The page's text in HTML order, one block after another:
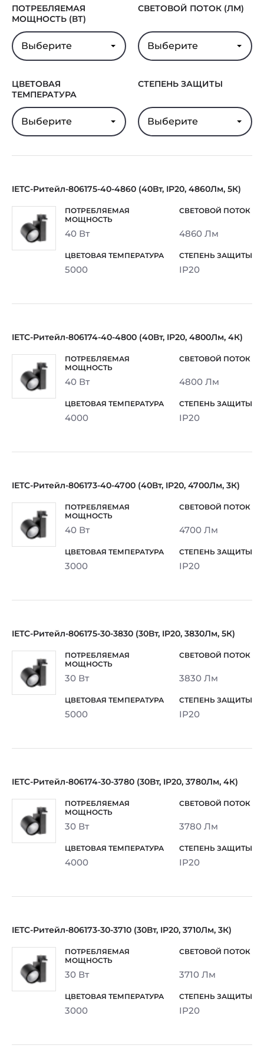
Гарантия
ПОТРЕБЛЯЕМАЯ
МОЩНОСТЬ (ВТ)
Выберите
СВЕТОВОЙ ПОТОК (ЛМ)
Выберите
ЦВЕТОВАЯ
ТЕМПЕРАТУРА
Выберите
СТЕПЕНЬ ЗАЩИТЫ
Выберите
IETC-Ритейл-806175-40-4860 (40Вт, IP20, 4860Лм, 5К)
40 Вт 4860 Лм
5000 IP20
IETC-Ритейл-806174-40-4800 (40Вт, IP20, 4800Лм, 4К)
40 Вт 4800 Лм
4000 IP20
IETC-Ритейл-806173-40-4700 (40Вт, IP20, 4700Лм, 3К)
40 Вт 4700 Лм
3000 IP20
IETC-Ритейл-806175-30-3830 (30Вт, IP20, 3830Лм, 5К)
30 Вт 3830 Лм
5000 IP20
IETC-Ритейл-806174-30-3780 (30Вт, IP20, 3780Лм, 4К)
30 Вт 3780 Лм
4000 IP20
IETC-Ритейл-806173-30-3710 (30Вт, IP20, 3710Лм, 3К)
30 Вт 3710 Лм
3000 IP20